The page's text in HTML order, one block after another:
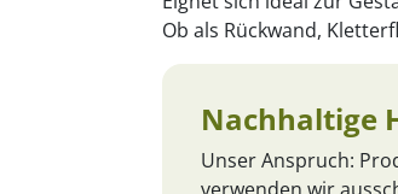
Ob als Rückwand,
Nachhaltige
Unser Anspruch:
verwenden wir